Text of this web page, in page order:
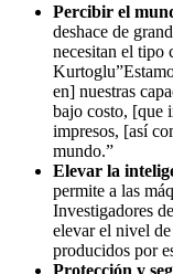
Percibir el
deshace de
necesitan el tipo
en] nuestras
bajo costo, [que
impresos, [así
mundo.”
Elevar la
permite a las
Investigadores
elevar el nivel
producidos por
Protección y